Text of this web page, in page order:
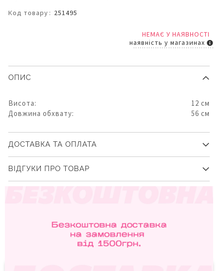
Код товару 251495
НЕМАЄ У НАЯВНОСТІ
наявність у магазинах
зображень
ОПИС
Висота:
12 см
Довжина обхвату:
56 см
ДОСТАВКА ТА ОПЛАТА
ВІДГУКИ ПРО ТОВАР